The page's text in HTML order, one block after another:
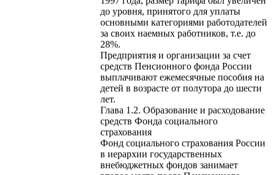
до уровня, принятого для уплаты
основными категориями работодателей
за своих наемных работников, т.е. до
28%.
Предприятия и организации за счет
средств Пенсионного фонда России
выплачивают ежемесячные пособия на
детей в возрасте от полутора до шести
лет.
Глава 1.2. Образование и расходование
средств Фонда социального
страхования
Фонд социального страхования России
в иерархии государственных
внебюджетных фондов занимает